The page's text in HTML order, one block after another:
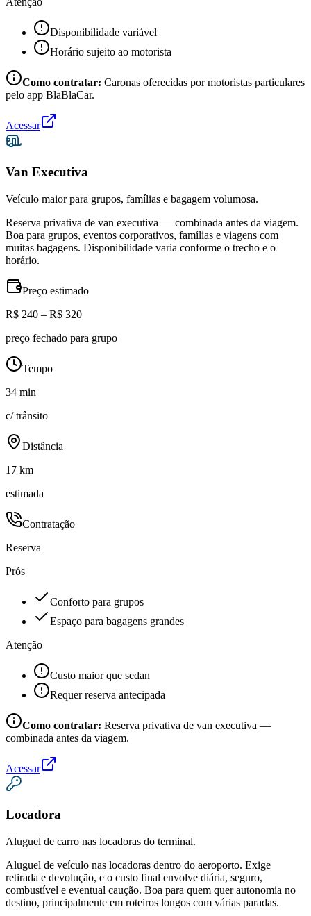
Disponibilidade variável
Horário sujeito ao motorista
Como contratar: Caronas oferecidas por motoristas particulares
pelo app BlaBlaCar.
Acessar
Van Executiva
Veículo maior para grupos, famílias e bagagem volumosa.
Reserva privativa de van executiva — combinada antes da viagem.
Boa para grupos, eventos corporativos, famílias e viagens com
muitas bagagens. Disponibilidade varia conforme o trecho e o
horário.
Preço estimado
R$ 240 – R$ 320
preço fechado para grupo
Tempo
34 min
c/ trânsito
Distância
17 km
estimada
Contratação
Reserva
Prós
Conforto para grupos
Espaço para bagagens grandes
Atenção
Custo maior que sedan
Requer reserva antecipada
Como contratar: Reserva privativa de van executiva —
combinada antes da viagem.
Acessar
Locadora
Aluguel de carro nas locadoras do terminal.
Aluguel de veículo nas locadoras dentro do aeroporto. Exige
retirada e devolução, e o custo final envolve diária, seguro,
combustível e eventual caução. Boa para quem quer autonomia no
destino, principalmente em roteiros longos com várias paradas.